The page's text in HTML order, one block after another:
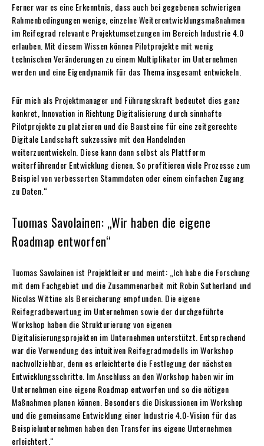
Ferner war es eine Erkenntnis, dass auch bei gegebenen schwierigen
Rahmenbedingungen wenige, einzelne Weiterentwicklungsmaßnahmen
im Reifegrad relevante Projektumsetzungen im Bereich Industrie 4.0
erlauben. Mit diesem Wissen können Pilotprojekte mit wenig
technischen Veränderungen zu einem Multiplikator im Unternehmen
werden und eine Eigendynamik für das Thema insgesamt entwickeln.
Für mich als Projektmanager und Führungskraft bedeutet dies ganz
konkret, Innovation in Richtung Digitalisierung durch sinnhafte
Pilotprojekte zu platzieren und die Bausteine für eine zeitgerechte
Digitale Landschaft sukzessive mit den Handelnden
weiterzuentwickeln. Diese kann dann selbst als Plattform
weiterführender Entwicklung dienen. So profitieren viele Prozesse zum
Beispiel von verbesserten Stammdaten oder einem einfachen Zugang
zu Daten.“
Tuomas Savolainen: „Wir haben die eigene
Roadmap entworfen“
Tuomas Savolainen ist Projektleiter und meint: „Ich habe die Forschung
mit dem Fachgebiet und die Zusammenarbeit mit Robin Sutherland und
Nicolas Wittine als Bereicherung empfunden. Die eigene
Reifegradbewertung im Unternehmen sowie der durchgeführte
Workshop haben die Strukturierung von eigenen
Digitalisierungsprojekten im Unternehmen unterstützt. Entsprechend
war die Verwendung des intuitiven Reifegradmodells im Workshop
nachvollziehbar, denn es erleichterte die Festlegung der nächsten
Entwicklungsschritte. Im Anschluss an den Workshop haben wir im
Unternehmen eine eigene Roadmap entworfen und so die nötigen
Maßnahmen planen können. Besonders die Diskussionen im Workshop
und die gemeinsame Entwicklung einer Industrie 4.0-Vision für das
Beispielunternehmen haben den Transfer ins eigene Unternehmen
erleichtert.“